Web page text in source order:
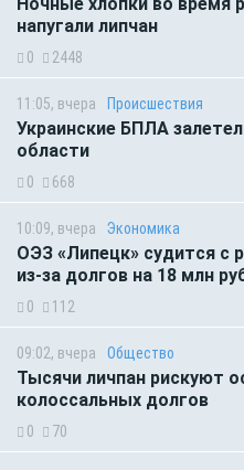
напугали липчан
0 2448
11:05, вчера Происшествия
Украинские БПЛА
области
0 668
10:09, вчера Экономика
ОЭЗ «Липецк» судится с
из-за долгов на 18 млн
0 112
09:02, вчера Общество
Тысячи личпан рискуют
колоссальных долгов
0 70